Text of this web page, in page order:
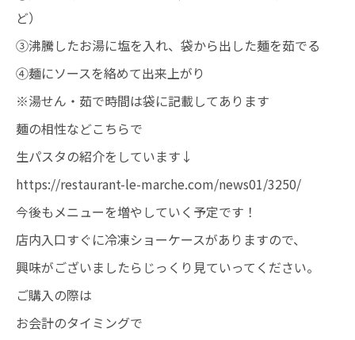
ど）
③沸騰したお湯に塩を入れ、袋から出した麺を茹でる
④麺にソースを絡めて出来上がり
※湯せん・茹で時間は袋に記載してあります
麺の相性などこちらで
生パスタの紹介をしています↓
https://restaurant-le-marche.com/news01/3250/
今後もメニューを増やしていく予定です！
店内入口すぐに冷凍ショーケースがありますので、
興味がございましたらじっくり見ていってください。
ご購入の際は
お会計のタイミングで